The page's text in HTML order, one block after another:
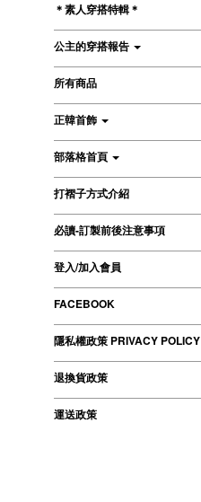
＊素人穿搭特輯＊
公主的穿搭報告
所有商品
正韓首飾
部落格首頁
打褶子方式介紹
必讀-訂製前後注意事項
登入/加入會員
FACEBOOK
隱私權政策 PRIVACY POLICY
退換貨政策
運送政策